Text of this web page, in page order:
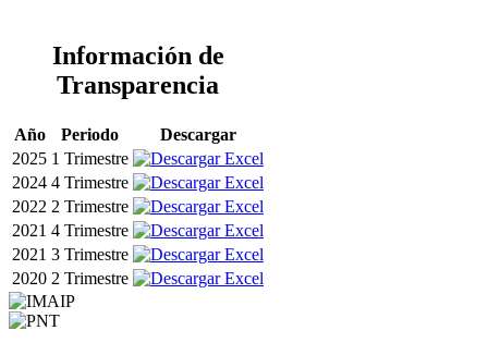
Información de
Transparencia
Año Periodo
Descargar
2025 1 Trimestre
2024 4 Trimestre
2022 2 Trimestre
2021 4 Trimestre
2021 3 Trimestre
2020 2 Trimestre